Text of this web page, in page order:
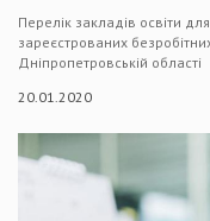
Перелік закладів освіти
зареєстрованих
Дніпропетровській області
20.01.2020